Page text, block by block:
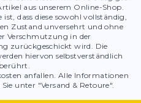
aus unserem Online-Shop.
dass diese sowohl vollständig,
Zustand unversehrt und ohne
Verschmutzung in der
zurückgeschickt wird. Die
hiervon selbstverständlich
anfallen. Alle Informationen
unter "Versand & Retoure".